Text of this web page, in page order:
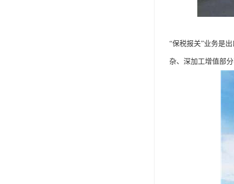
“保税报关”业务是
杂、深加工增值部